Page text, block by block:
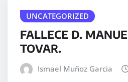
UNCATEGORIZED
FALLECE D.
TOVAR.
Ismael Muñoz Garcia